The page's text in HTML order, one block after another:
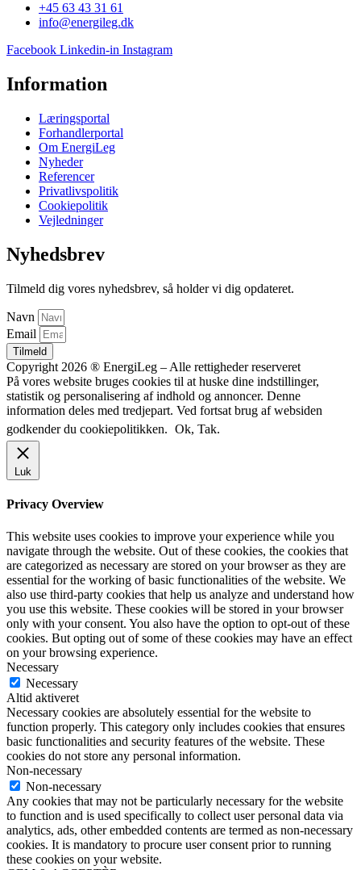
+45 63 43 31 61
info@energileg.dk
Facebook Linkedin-in Instagram
Information
Læringsportal
Forhandlerportal
Om EnergiLeg
Nyheder
Referencer
Privatlivspolitik
Cookiepolitik
Vejledninger
Nyhedsbrev
Tilmeld dig vores nyhedsbrev, så holder vi dig opdateret.
Navn
Email
Tilmeld
Copyright 2026 ® EnergiLeg – Alle rettigheder reserveret
På vores website bruges cookies til at huske dine indstillinger,
statistik og personalisering af indhold og annoncer. Denne
information deles med tredjepart. Ved fortsat brug af websiden
godkender du cookiepolitikken. Ok, Tak.
Luk
Privacy Overview
This website uses cookies to improve your experience while you
navigate through the website. Out of these cookies, the cookies that
are categorized as necessary are stored on your browser as they are
essential for the working of basic functionalities of the website. We
also use third-party cookies that help us analyze and understand how
you use this website. These cookies will be stored in your browser
only with your consent. You also have the option to opt-out of these
cookies. But opting out of some of these cookies may have an effect
on your browsing experience.
Necessary
Necessary
Altid aktiveret
Necessary cookies are absolutely essential for the website to
function properly. This category only includes cookies that ensures
basic functionalities and security features of the website. These
cookies do not store any personal information.
Non-necessary
Non-necessary
Any cookies that may not be particularly necessary for the website
to function and is used specifically to collect user personal data via
analytics, ads, other embedded contents are termed as non-necessary
cookies. It is mandatory to procure user consent prior to running
these cookies on your website.